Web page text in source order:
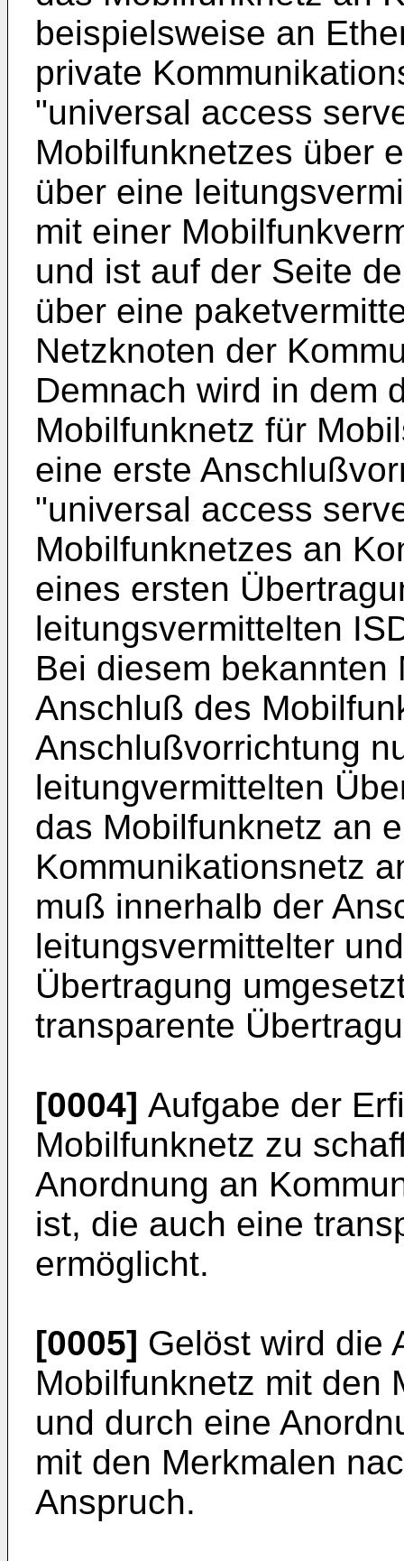
beispielsweise an
private
"universal access
Mobilfunknetzes über
über eine
mit einer
und ist auf der Seite
über eine
Netzknoten der
Demnach wird in dem
Mobilfunknetz für
eine erste
"universal access
Mobilfunknetzes an
eines ersten
leitungsvermittelten
Bei diesem
Anschluß des
Anschlußvorrichtung
leitungvermittelten
das Mobilfunknetz an
Kommunikationsnetz
muß innerhalb der
leitungsvermittelter
Übertragung
transparente
[0004] Aufgabe der
Mobilfunknetz zu
Anordnung an
ist, die auch eine
ermöglicht.
[0005] Gelöst wird die
Mobilfunknetz mit den
und durch eine
mit den Merkmalen
Anspruch.